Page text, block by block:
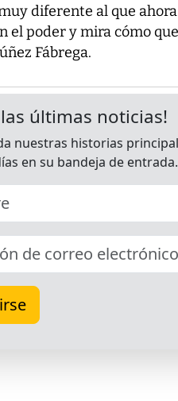
diferente al que
el poder y mira cómo
Fábrega.